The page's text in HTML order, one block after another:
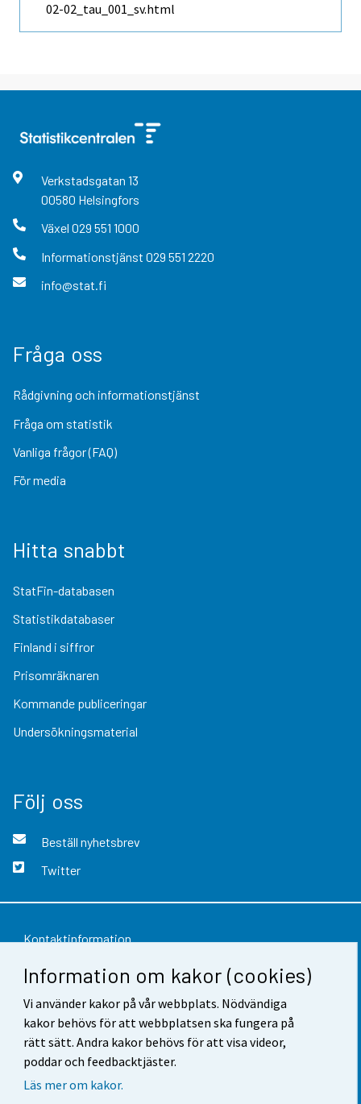
Information om kakor (cookies)
Vi använder kakor på vår webbplats. Nödvändiga
kakor behövs för att webbplatsen ska fungera på
rätt sätt. Andra kakor behövs för att visa videor,
poddar och feedbacktjäster.
Läs mer om kakor.
02-02_tau_001_sv.html
Verkstadsgatan 13
00580 Helsingfors
Växel 029 551 1000
Informationstjänst 029 551 2220
info@stat.fi
Fråga oss
Rådgivning och informationstjänst
Fråga om statistik
Vanliga frågor (FAQ)
För media
Hitta snabbt
StatFin-databasen
Statistikdatabaser
Finland i siffror
Prisomräknaren
Kommande publiceringar
Undersökningsmaterial
Följ oss
Beställ nyhetsbrev
Twitter
Kontaktinformation
Respons
Användarvillkor
Dataskydd
Tillgänglighet